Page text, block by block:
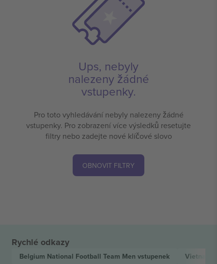
Ups, nebyly
nalezeny žádné
vstupenky.
Pro toto vyhledávání nebyly nalezeny žádné
vstupenky. Pro zobrazení více výsledků resetujte
filtry nebo zadejte nové klíčové slovo
OBNOVIT FILTRY
Rychlé odkazy
Belgium National Football Team Men vstupenek Vietnam